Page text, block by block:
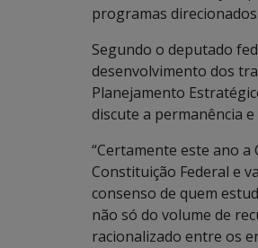
programas
Segundo o deputado
desenvolvimento dos
Planejamento
discute a permanência
“Certamente este ano
Constituição Federal e
consenso de quem
não só do volume de
racionalizado entre os